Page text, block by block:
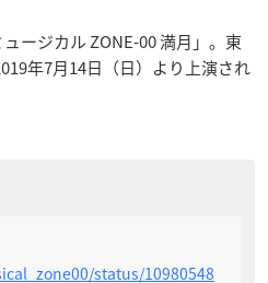
ージカル ZONE-00 満月」。東
年7月14日（日）より上演され
status/10980548